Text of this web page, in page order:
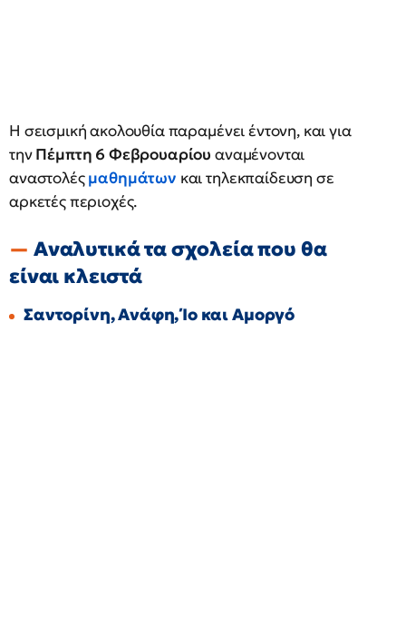
Η σεισμική ακολουθία παραμένει έντονη, και για
τηνΠέμπτη 6 Φεβρουαρίουαναμένονται
αναστολέςμαθημάτων και τηλεκπαίδευση σε
αρκετές περιοχές.
Αναλυτικά τα σχολεία που θα
είναι κλειστά
Σαντορίνη, Ανάφη, Ίο και Αμοργό